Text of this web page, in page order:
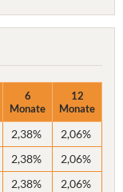
6
Monate
12
Monate
2,38%
2,06%
2,38%
2,06%
2,38%
2,06%